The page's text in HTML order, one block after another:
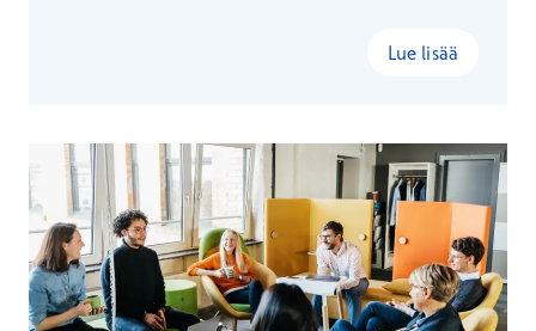
tarttuu mukaan irtokarkkeja. Hovilan mukaan
Lue lisää